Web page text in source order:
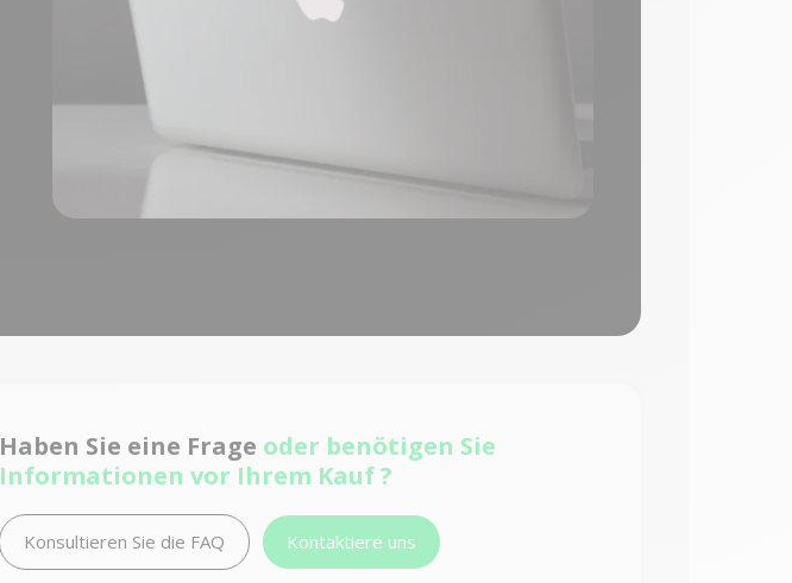
Haben Sie eine Frage oder benötigen Sie
Informationen vor Ihrem Kauf ?
Konsultieren Sie die FAQ Kontaktiere uns